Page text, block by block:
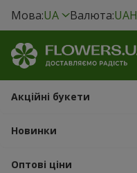
Мова:UA Валюта:UAH
Акційні букети
Новинки
Оптові ціни